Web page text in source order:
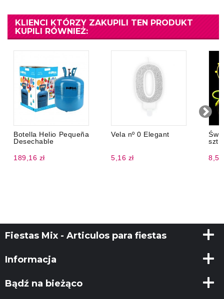
KLIENCI KTÓRZY ZAKUPILI TEN PRODUKT
KUPILI RÓWNIEŻ:
Botella Helio Pequeña
Desechable
189,16 zł
Vela nº 0 Elegant
5,16 zł
szt.)
8,56
Fiestas Mix - Articulos para fiestas
Informacja
Bądź na bieżąco